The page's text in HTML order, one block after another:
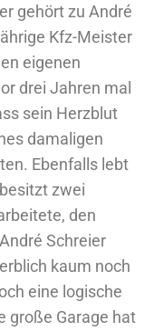
gehört zu André
Kfz-Meister
eigenen
drei Jahren mal
sein Herzblut
damaligen
Ebenfalls lebt
zwei
den
Schreier
kaum noch
eine logische
große Garage hat